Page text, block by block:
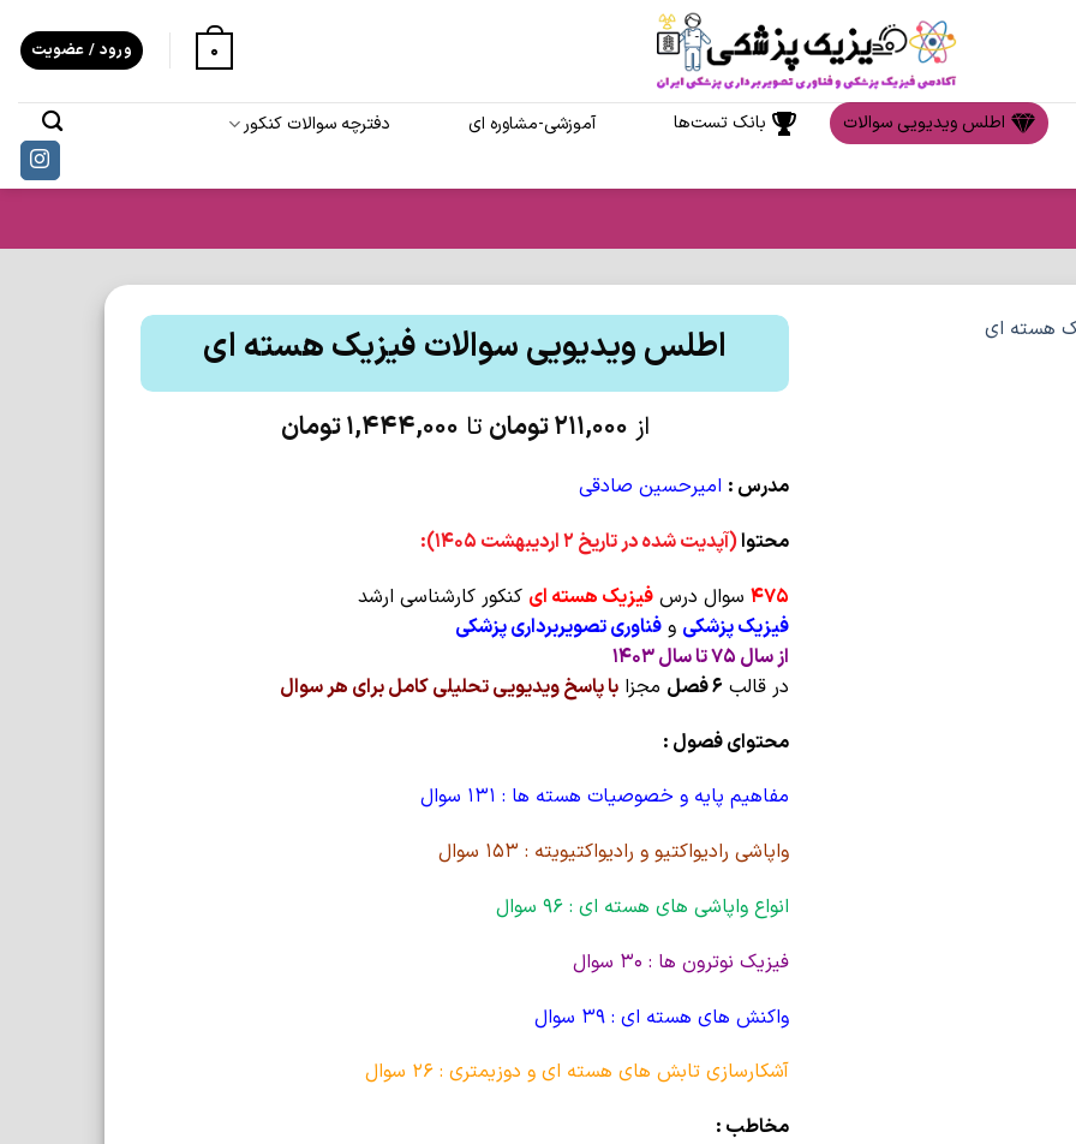
0 ورود / عضویت
اطلس ویدیویی سوالات بانک تست‌ها آموزشی-مشاوره ای دفترچه سوالات کنکور
اطلس ویدیویی سوالات فیزیک هسته ای
از 211,000تومان تا 1,444,000تومان
مدرس : امیرحسین صادقی
محتوا(آپدیت شده در تاریخ 2 اردیبهشت 1405):
475 سوال درس فیزیک هسته ای کنکور کارشناسی ارشد
فیزیک پزشکی و فناوری تصویربرداری پزشکی
از سال 75 تا سال 1403
در قالب 6 فصل مجزا با پاسخ ویدیویی تحلیلی کامل برای هر سوال
محتوای فصول :
مفاهیم پایه و خصوصیات هسته ها : 131 سوال
واپاشی رادیواکتیو و رادیواکتیویته : 153 سوال
انواع واپاشی های هسته ای : 96 سوال
فیزیک نوترون ها : 30 سوال
واکنش های هسته ای : 39 سوال
آشکارسازی تابش های هسته ای و دوزیمتری : 26 سوال
مخاطب :